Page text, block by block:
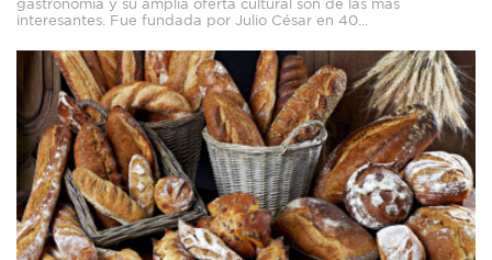
gastronomía y su amplia oferta cultural son de las más
interesantes. Fue fundada por Julio César en 40...